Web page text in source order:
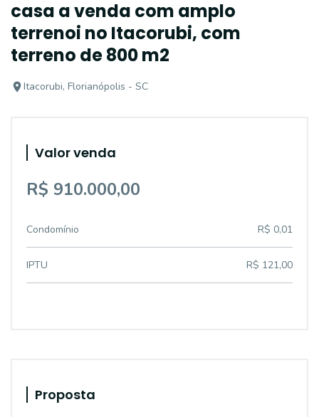
casa a venda com amplo
terrenoi no Itacorubi, com
terreno de 800 m2
Itacorubi, Florianópolis - SC
Valor venda
R$ 910.000,00
Condomínio R$ 0,01
IPTU R$ 121,00
Proposta